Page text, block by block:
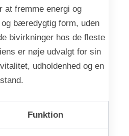
at fremme energi og
bæredygtig form, uden
bivirkninger hos de fleste
er nøje udvalgt for sin
udholdenhed og en
Funktion